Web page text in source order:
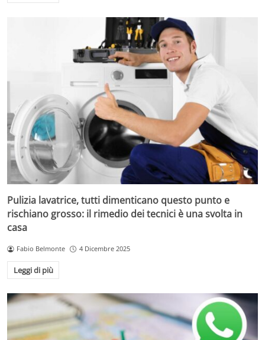
Pulizia lavatrice, tutti dimenticano questo punto e
rischiano grosso: il rimedio dei tecnici è una svolta in
casa
Fabio Belmonte 4 Dicembre 2025
Leggi di più